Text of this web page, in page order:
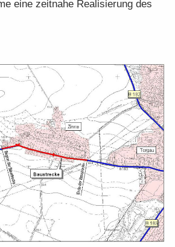
eine zeit­na­he Rea­li­sie­rung des